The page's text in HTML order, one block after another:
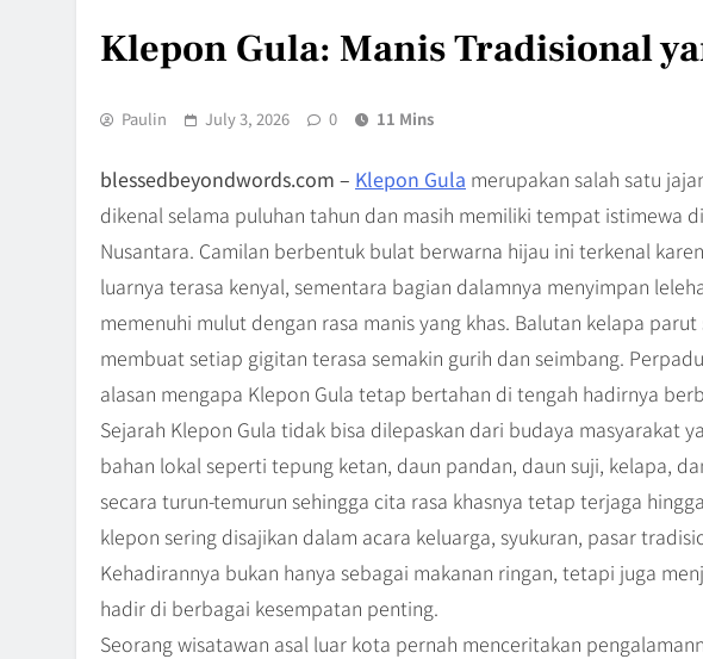
Klepon Gula: Manis Tradisional
Paulin July 3, 2026 0 11 Mins
blessedbeyondwords.com – Klepon Gula merupakan salah satu
dikenal selama puluhan tahun dan masih memiliki tempat istimewa
Nusantara. Camilan berbentuk bulat berwarna hijau ini terkenal
luarnya terasa kenyal, sementara bagian dalamnya menyimpan
memenuhi mulut dengan rasa manis yang khas. Balutan kelapa
membuat setiap gigitan terasa semakin gurih dan seimbang.
alasan mengapa Klepon Gula tetap bertahan di tengah hadirnya
Sejarah Klepon Gula tidak bisa dilepaskan dari budaya masyarakat
bahan lokal seperti tepung ketan, daun pandan, daun suji, kelapa,
secara turun-temurun sehingga cita rasa khasnya tetap terjaga
klepon sering disajikan dalam acara keluarga, syukuran, pasar
Kehadirannya bukan hanya sebagai makanan ringan, tetapi juga
hadir di berbagai kesempatan penting.
Seorang wisatawan asal luar kota pernah menceritakan